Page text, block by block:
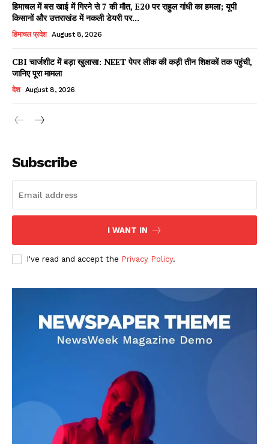
Facebook
X WhatsApp
Share
Read Latest News on AIN
AIN NEWS 1
Contact Us
Privacy Policy
हिमाचल में बस खाई में गिरने से 7 की मौत, E20 पर राहुल गांधी का हमला; यूपी
किसानों और उत्तराखंड में नकली डेयरी पर...
हिमाचल प्रदेश August 8, 2026
CBI चार्जशीट में बड़ा खुलासा: NEET पेपर लीक की कड़ी तीन शिक्षकों तक पहुंची,
जानिए पूरा मामला
देश August 8, 2026
Subscribe
I WANT IN
I've read and accept the Privacy Policy.